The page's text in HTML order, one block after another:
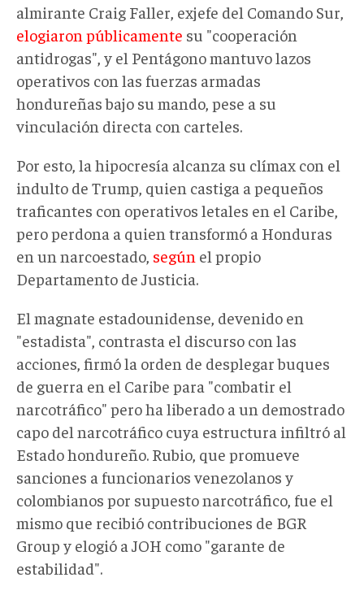
almirante Craig Faller, exjefe del Comando Sur,
elogiaron públicamente su "cooperación
antidrogas", y el Pentágono mantuvo lazos
operativos con las fuerzas armadas
hondureñas bajo su mando, pese a su
vinculación directa con carteles.
Por esto, la hipocresía alcanza su clímax con el
indulto de Trump, quien castiga a pequeños
traficantes con operativos letales en el Caribe,
pero perdona a quien transformó a Honduras
en un narcoestado, según el propio
Departamento de Justicia.
El magnate estadounidense, devenido en
"estadista", contrasta el discurso con las
acciones, firmó la orden de desplegar buques
de guerra en el Caribe para "combatir el
narcotráfico" pero ha liberado a un demostrado
capo del narcotráfico cuya estructura infiltró al
Estado hondureño. Rubio, que promueve
sanciones a funcionarios venezolanos y
colombianos por supuesto narcotráfico, fue el
mismo que recibió contribuciones de BGR
Group y elogió a JOH como "garante de
estabilidad".